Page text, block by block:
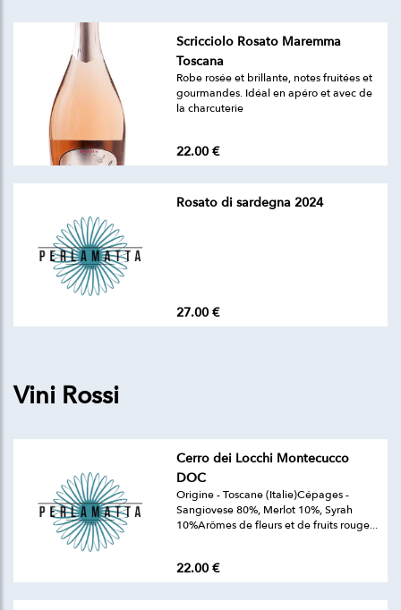
Scricciolo Rosato Maremma
Toscana
Robe rosée et brillante, notes fruitées et
gourmandes. Idéal en apéro et avec de
la charcuterie
22.00 €
Rosato di sardegna 2024
27.00 €
Vini Rossi
Cerro dei Locchi Montecucco
DOC
Origine - Toscane (Italie)Cépages -
Sangiovese 80%, Merlot 10%, Syrah
10%Arômes de fleurs et de fruits rouge...
22.00 €